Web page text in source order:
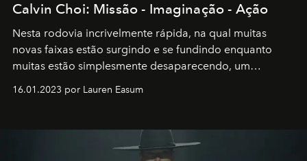
Calvin Choi: Missão - Imaginação - Ação
Nesta rodovia incrivelmente rápida, na qual muitas
novas faixas estão surgindo e se fundindo enquanto
muitas estão simplesmente desaparecendo, um
transportador AMTD abrindo caminho para muitos
por propósitos, com um claro senso de missão na vida e
16.01.2023 por Lauren Easum